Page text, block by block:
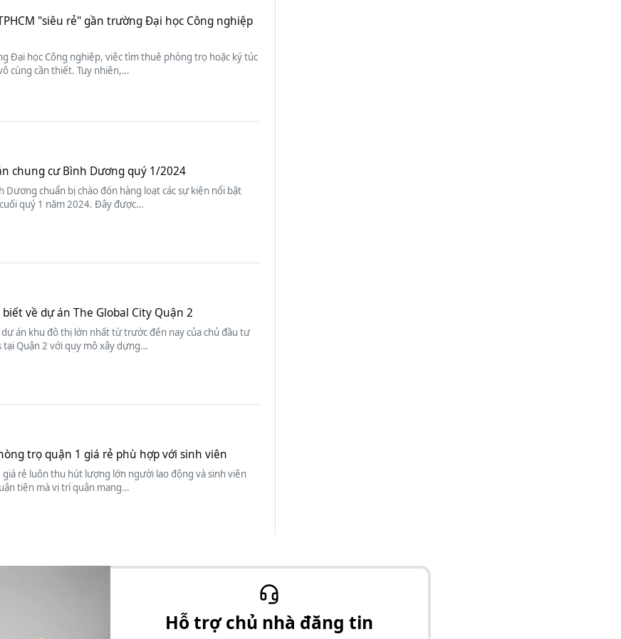
"siêu rẻ" gần trường Đại học Công nghiệp
Đại học Công nghiệp, việc tìm thuê phòng trọ hoặc ký túc
cùng cần thiết. Tuy nhiên,…
chung cư Bình Dương quý 1/2024
Dương chuẩn bị chào đón hàng loạt các sự kiện nổi bật
quý 1 năm 2024. Đây được…
về dự án The Global City Quận 2
dự án khu đô thị lớn nhất từ trước đến nay của chủ đầu tư
tại Quận 2 với quy mô xây dựng…
trọ quận 1 giá rẻ phù hợp với sinh viên
rẻ luôn thu hút lượng lớn người lao động và sinh viên
tiện mà vị trí quận mang…
Hỗ trợ chủ nhà đăng tin